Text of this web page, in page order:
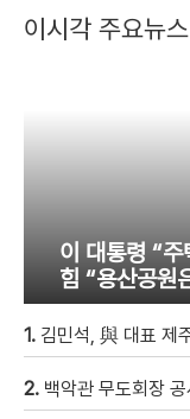
이시각 주요뉴스
이 대통령 “
힘 “용산공원
1. 김민석, 與 대표 제
2. 백악관 무도회장